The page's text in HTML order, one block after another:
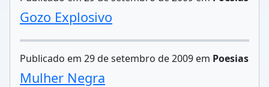
Gozo Explosivo
Publicado em 29 de setembro de 2009 em Poesias
Mulher Negra